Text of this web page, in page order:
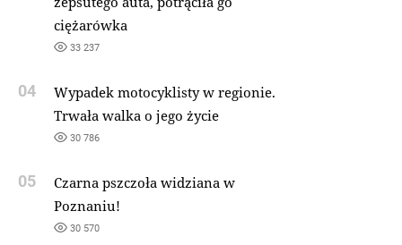
ciężarówka
33 237
04
Wypadek motocyklisty w regionie.
Trwała walka o jego życie
30 786
05
Czarna pszczoła widziana w
Poznaniu!
30 570